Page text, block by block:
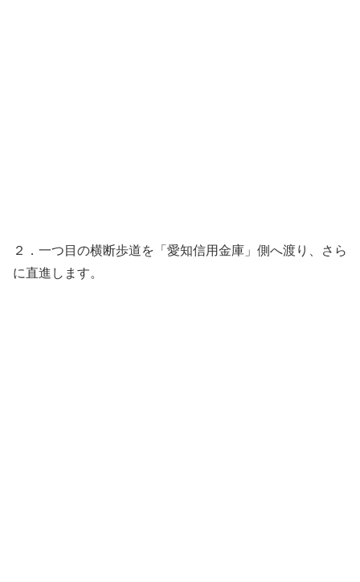
２．一つ目の横断歩道を「愛知信用金庫」側へ渡り、さら
に直進します。